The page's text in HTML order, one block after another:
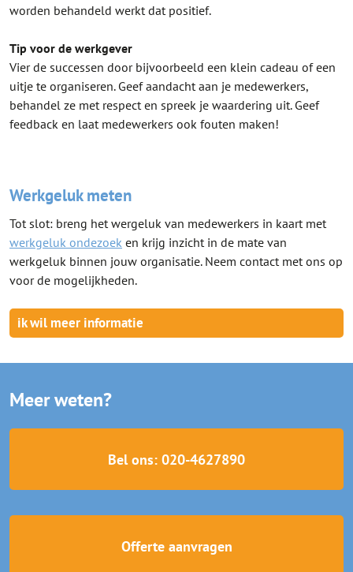
worden behandeld werkt dat positief.
Tip voor de werkgever
Vier de successen door bijvoorbeeld een klein cadeau of een
uitje te organiseren. Geef aandacht aan je medewerkers,
behandel ze met respect en spreek je waardering uit. Geef
feedback en laat medewerkers ook fouten maken!
Werkgeluk meten
Tot slot: breng het wergeluk van medewerkers in kaart met
werkgeluk ondezoek en krijg inzicht in de mate van
werkgeluk binnen jouw organisatie. Neem contact met ons op
voor de mogelijkheden.
ik wil meer informatie
Meer weten?
Bel ons: 020-4627890
Offerte aanvragen